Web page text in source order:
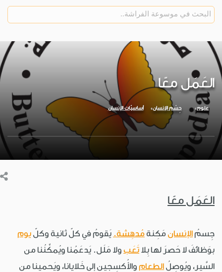
العَمَل معًا
علوم جِسْم الإنسان أساسيّات الإنسان
العَمَل معًا
جِسمُ الإنسانمَكِنة مُدهِشة. يَقومُ في كلّ ثانية وكلّ يوم
بوَظائفَ لا حَصرَ لها بِلا تَعَب ولا مَلَل. يَدعَمُنا ويُمكِّنُنا من
السَّير، ويُوصِلُ الطعام والأُكسِجين إلى خَلايانا، ويَحمينا من